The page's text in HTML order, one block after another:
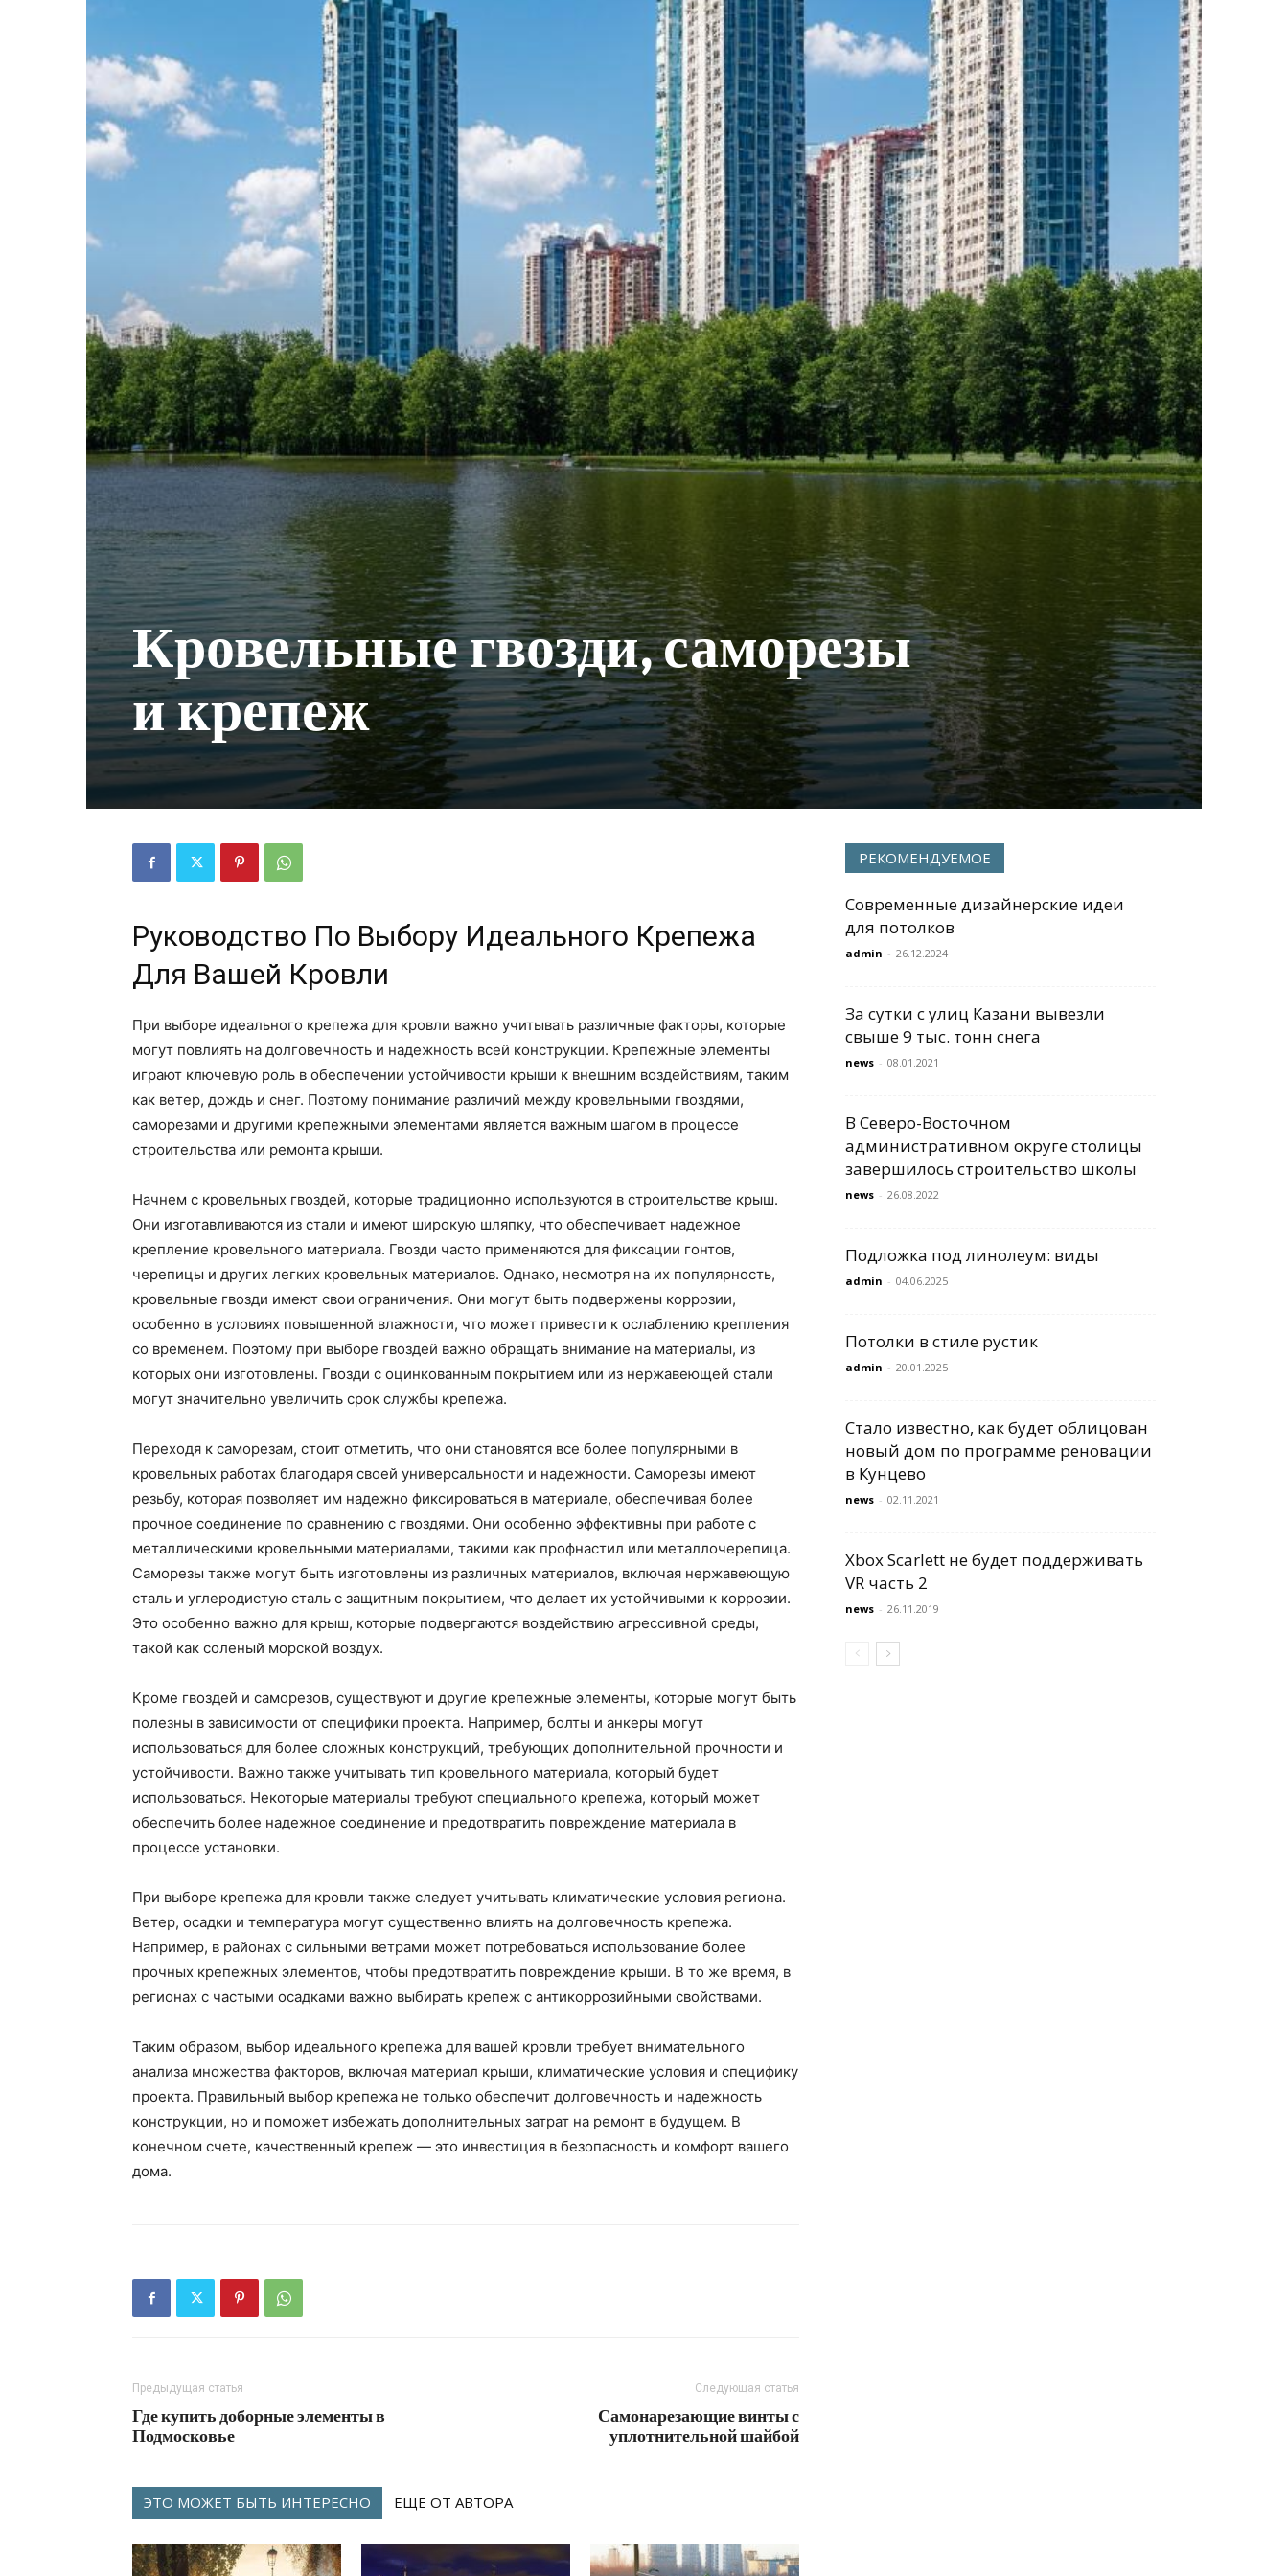
Кровельные гвозди, саморезы
и крепеж
Руководство По Выбору Идеального Крепежа
Для Вашей Кровли
При выборе идеального крепежа для кровли важно учитывать различные факторы, которые
могут повлиять на долговечность и надежность всей конструкции. Крепежные элементы
играют ключевую роль в обеспечении устойчивости крыши к внешним воздействиям, таким
как ветер, дождь и снег. Поэтому понимание различий между кровельными гвоздями,
саморезами и другими крепежными элементами является важным шагом в процессе
строительства или ремонта крыши.
Начнем с кровельных гвоздей, которые традиционно используются в строительстве крыш.
Они изготавливаются из стали и имеют широкую шляпку, что обеспечивает надежное
крепление кровельного материала. Гвозди часто применяются для фиксации гонтов,
черепицы и других легких кровельных материалов. Однако, несмотря на их популярность,
кровельные гвозди имеют свои ограничения. Они могут быть подвержены коррозии,
особенно в условиях повышенной влажности, что может привести к ослаблению крепления
со временем. Поэтому при выборе гвоздей важно обращать внимание на материалы, из
которых они изготовлены. Гвозди с оцинкованным покрытием или из нержавеющей стали
могут значительно увеличить срок службы крепежа.
Переходя к саморезам, стоит отметить, что они становятся все более популярными в
кровельных работах благодаря своей универсальности и надежности. Саморезы имеют
резьбу, которая позволяет им надежно фиксироваться в материале, обеспечивая более
прочное соединение по сравнению с гвоздями. Они особенно эффективны при работе с
металлическими кровельными материалами, такими как профнастил или металлочерепица.
Саморезы также могут быть изготовлены из различных материалов, включая нержавеющую
сталь и углеродистую сталь с защитным покрытием, что делает их устойчивыми к коррозии.
Это особенно важно для крыш, которые подвергаются воздействию агрессивной среды,
такой как соленый морской воздух.
Кроме гвоздей и саморезов, существуют и другие крепежные элементы, которые могут быть
полезны в зависимости от специфики проекта. Например, болты и анкеры могут
использоваться для более сложных конструкций, требующих дополнительной прочности и
устойчивости. Важно также учитывать тип кровельного материала, который будет
использоваться. Некоторые материалы требуют специального крепежа, который может
обеспечить более надежное соединение и предотвратить повреждение материала в
процессе установки.
При выборе крепежа для кровли также следует учитывать климатические условия региона.
Ветер, осадки и температура могут существенно влиять на долговечность крепежа.
Например, в районах с сильными ветрами может потребоваться использование более
прочных крепежных элементов, чтобы предотвратить повреждение крыши. В то же время, в
регионах с частыми осадками важно выбирать крепеж с антикоррозийными свойствами.
Таким образом, выбор идеального крепежа для вашей кровли требует внимательного
анализа множества факторов, включая материал крыши, климатические условия и специфику
проекта. Правильный выбор крепежа не только обеспечит долговечность и надежность
конструкции, но и поможет избежать дополнительных затрат на ремонт в будущем. В
конечном счете, качественный крепеж — это инвестиция в безопасность и комфорт вашего
дома.
Предыдущая статья
Где купить доборные элементы в
Подмосковье
Следующая статья
Самонарезающие винты с
уплотнительной шайбой
ЭТО МОЖЕТ БЫТЬ ИНТЕРЕСНО ЕЩЕ ОТ АВТОРА
РЕКОМЕНДУЕМОЕ
Современные дизайнерские идеи
для потолков
admin - 26.12.2024
За сутки с улиц Казани вывезли
свыше 9 тыс. тонн снега
news - 08.01.2021
В Северо-Восточном
административном округе столицы
завершилось строительство школы
news - 26.08.2022
Подложка под линолеум: виды
admin - 04.06.2025
Потолки в стиле рустик
admin - 20.01.2025
Стало известно, как будет облицован
новый дом по программе реновации
в Кунцево
news - 02.11.2021
Xbox Scarlett не будет поддерживать
VR часть 2
news - 26.11.2019